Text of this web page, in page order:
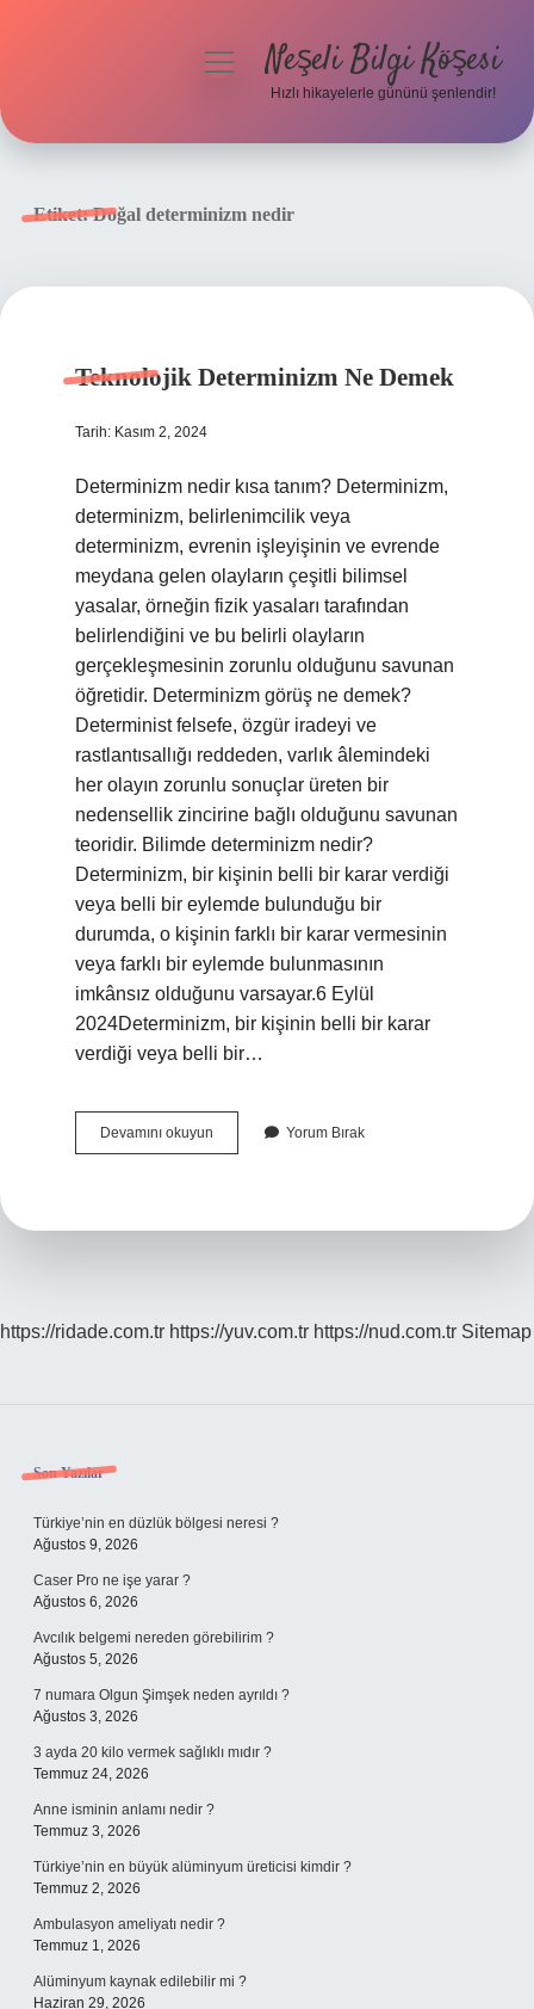
menüyüNeşeli Bilgi Köşesi
Hızlı hikayelerle gününü şenlendir!
Etiket:Doğal determinizm nedir
Teknolojik Determinizm Ne Demek
Tarih: Kasım 2, 2024
Determinizm nedir kısa tanım? Determinizm,
determinizm, belirlenimcilik veya
determinizm, evrenin işleyişinin ve evrende
meydana gelen olayların çeşitli bilimsel
yasalar, örneğin fizik yasaları tarafından
belirlendiğini ve bu belirli olayların
gerçekleşmesinin zorunlu olduğunu savunan
öğretidir. Determinizm görüş ne demek?
Determinist felsefe, özgür iradeyi ve
rastlantısallığı reddeden, varlık âlemindeki
her olayın zorunlu sonuçlar üreten bir
nedensellik zincirine bağlı olduğunu savunan
teoridir. Bilimde determinizm nedir?
Determinizm, bir kişinin belli bir karar verdiği
veya belli bir eylemde bulunduğu bir
durumda, o kişinin farklı bir karar vermesinin
veya farklı bir eylemde bulunmasının
imkânsız olduğunu varsayar.6 Eylül
2024Determinizm, bir kişinin belli bir karar
verdiği veya belli bir…
Devamını okuyun Teknolojik
Determinizm
Yorum Bırak
https://ridade.com.tr https://yuv.com.tr https://nud.com.tr Sitemap
Sidebar
Son Yazılar
Türkiye’nin en düzlük bölgesi neresi ?
Ağustos 9, 2026
Caser Pro ne işe yarar ?
Ağustos 6, 2026
Avcılık belgemi nereden görebilirim ?
Ağustos 5, 2026
7 numara Olgun Şimşek neden ayrıldı ?
Ağustos 3, 2026
3 ayda 20 kilo vermek sağlıklı mıdır ?
Temmuz 24, 2026
Anne isminin anlamı nedir ?
Temmuz 3, 2026
Türkiye’nin en büyük alüminyum üreticisi kimdir ?
Temmuz 2, 2026
Ambulasyon ameliyatı nedir ?
Temmuz 1, 2026
Alüminyum kaynak edilebilir mi ?
Haziran 29, 2026